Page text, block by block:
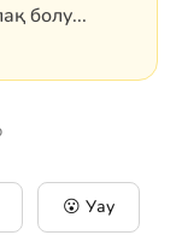
болу...
😮 Уау